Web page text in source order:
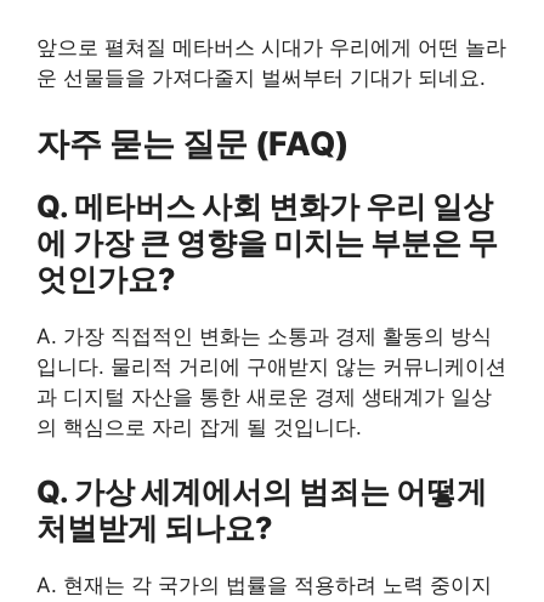
앞으로 펼쳐질 메타버스 시대가 우리에게 어떤 놀라
운 선물들을 가져다줄지 벌써부터 기대가 되네요.
자주 묻는 질문 (FAQ)
Q. 메타버스 사회 변화가 우리 일상
에 가장 큰 영향을 미치는 부분은 무
엇인가요?
A. 가장 직접적인 변화는 소통과 경제 활동의 방식
입니다. 물리적 거리에 구애받지 않는 커뮤니케이션
과 디지털 자산을 통한 새로운 경제 생태계가 일상
의 핵심으로 자리 잡게 될 것입니다.
Q. 가상 세계에서의 범죄는 어떻게
처벌받게 되나요?
A. 현재는 각 국가의 법률을 적용하려 노력 중이지